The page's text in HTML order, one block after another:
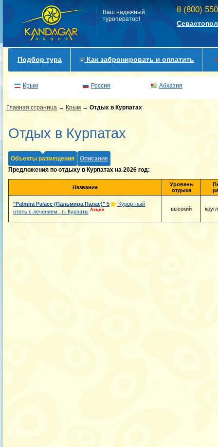
Ваш надежный
туроператор!
8 (800)
Подбор тура Как забронировать и оплатить
Крым Россия Абхазия
Главная страница → Крым → Отдых в Курпатах
Отдых в Курпатах
Объекты размещения
Описание
Предложения по отдыху в Курпатах на 2026 год:
Название
Уровень
отдыха
"Palmira Palace (Пальмира Палас)" 5
Курортный
отель с лечением , п. Курпаты Акция высокий